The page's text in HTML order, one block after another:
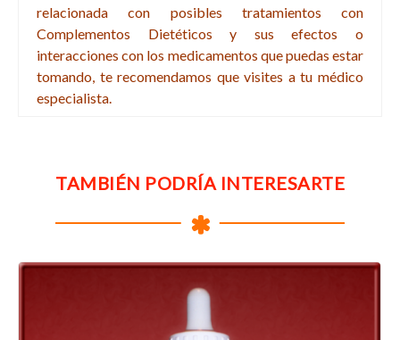
relacionada con posibles tratamientos con
Complementos Dietéticosy sus efectos o
interacciones con los medicamentos que puedas estar
tomando, te recomendamos que visites a tu médico
especialista.
TAMBIÉN PODRÍA INTERESARTE